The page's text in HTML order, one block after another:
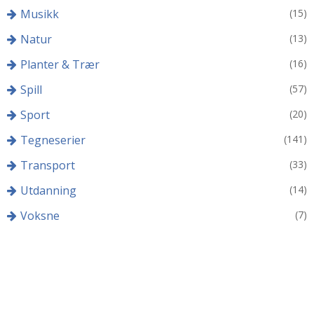
Musikk (15)
Natur (13)
Planter & Trær (16)
Spill (57)
Sport (20)
Tegneserier (141)
Transport (33)
Utdanning (14)
Voksne (7)